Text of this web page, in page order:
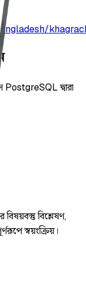
দ্বারা
বিশ্লেষণ,
স্বয়ংক্রিয়।